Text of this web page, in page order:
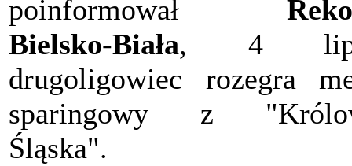
poinformował
Bielsko-Biała, 4
drugoligowiec rozegra
sparingowy z
Śląska".